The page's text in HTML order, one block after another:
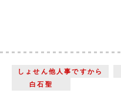
しょせん他人事ですから
白石聖